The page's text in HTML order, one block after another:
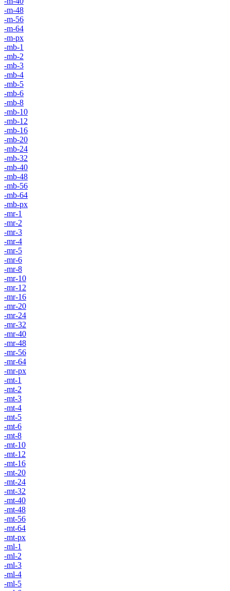
-m-48
-m-56
-m-64
-m-px
-mb-1
-mb-2
-mb-3
-mb-4
-mb-5
-mb-6
-mb-8
-mb-10
-mb-12
-mb-16
-mb-20
-mb-24
-mb-32
-mb-40
-mb-48
-mb-56
-mb-64
-mb-px
-mr-1
-mr-2
-mr-3
-mr-4
-mr-5
-mr-6
-mr-8
-mr-10
-mr-12
-mr-16
-mr-20
-mr-24
-mr-32
-mr-40
-mr-48
-mr-56
-mr-64
-mr-px
-mt-1
-mt-2
-mt-3
-mt-4
-mt-5
-mt-6
-mt-8
-mt-10
-mt-12
-mt-16
-mt-20
-mt-24
-mt-32
-mt-40
-mt-48
-mt-56
-mt-64
-mt-px
-ml-1
-ml-2
-ml-3
-ml-4
-ml-5